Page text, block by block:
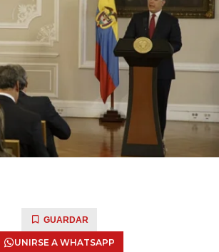
GUARDAR
UNIRSE A WHATSAPP